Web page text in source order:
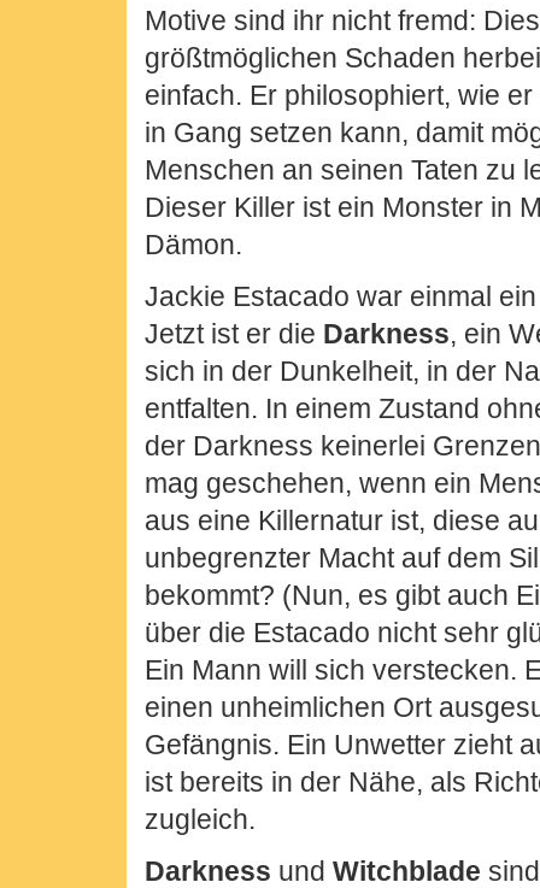
Motive sind ihr nicht fremd:
größtmöglichen Schaden
einfach. Er philosophiert, wie
in Gang setzen kann, damit
Menschen an seinen Taten zu
Dieser Killer ist ein Monster in
Dämon.
Jackie Estacado war einmal
Jetzt ist er die Darkness, ein
sich in der Dunkelheit, in der
entfalten. In einem Zustand
der Darkness keinerlei
mag geschehen, wenn ein
aus eine Killernatur ist, diese
unbegrenzter Macht auf dem
bekommt? (Nun, es gibt auch
über die Estacado nicht sehr
Ein Mann will sich verstecken.
einen unheimlichen Ort
Gefängnis. Ein Unwetter zieht
ist bereits in der Nähe, als
zugleich.
Darkness und Witchblade